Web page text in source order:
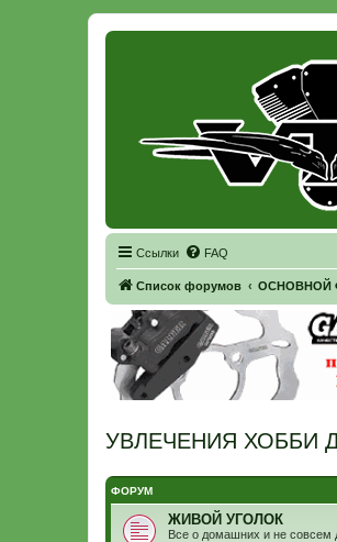
Ссылки FAQ
Список форумов ОСНОВНОЙ
УВЛЕЧЕНИЯ ХОББИ
ФОРУМ
ЖИВОЙ УГОЛОК
Все о домашних и не совсем